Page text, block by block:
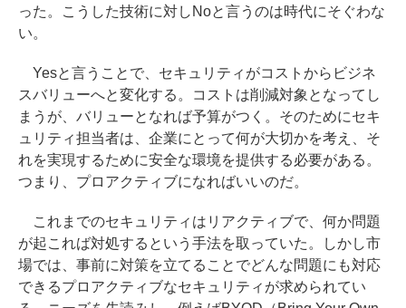
った。こうした技術に対しNoと言うのは時代にそぐわな
い。
Yesと言うことで、セキュリティがコストからビジネ
スバリューへと変化する。コストは削減対象となってし
まうが、バリューとなれば予算がつく。そのためにセキ
ュリティ担当者は、企業にとって何が大切かを考え、そ
れを実現するために安全な環境を提供する必要がある。
つまり、プロアクティブになればいいのだ。
これまでのセキュリティはリアクティブで、何か問題
が起これば対処するという手法を取っていた。しかし市
場では、事前に対策を立てることでどんな問題にも対応
できるプロアクティブなセキュリティが求められてい